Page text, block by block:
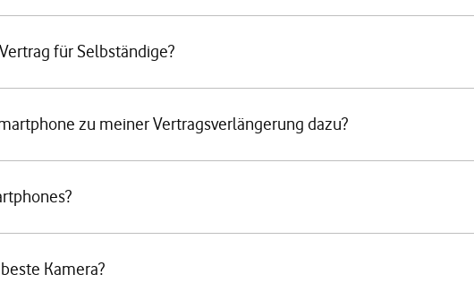
für Selbständige?
zu meiner Vertragsverlängerung dazu?
Kamera?